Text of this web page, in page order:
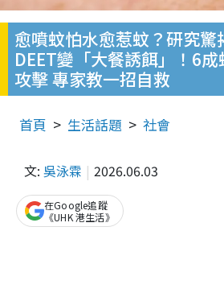
愈噴蚊怕水愈惹蚊？研究驚
DEET變「大餐誘餌」！6
攻擊 專家教一招自救
首頁 生活話題 社會
文: 吳泳霖 2026.06.03
在Google追蹤
《UHK 港生活》